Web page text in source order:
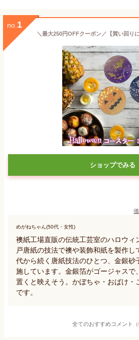
no. 1
ショップでみる
めがねちゃん(50代・女性)
襖紙工場直販の伝統工芸室のハロウィ
戸唐紙の技法で襖や装飾和紙を製作し
代から続く唐紙技法のひとつ、金銀砂
施しています。金銀箔がゴージャスで
置くと映えそう。かぼちゃ・おばけ・
です。
全てのおすすめコメント（